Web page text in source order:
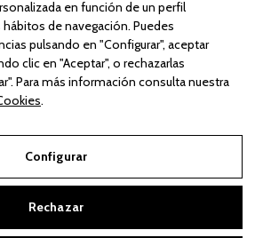
EVENT, S.L. con C.I.F. B-18889642 y
Juncaril C/Bubión 24 Peligros 18210, Granada.
primera de constitución.
ayudarte.
en función de un perfil
de navegación. Puedes
pulsando en "Configurar", aceptar
clic en "Aceptar", o rechazarlas
Para más información consulta nuestra
.
Configurar
Rechazar